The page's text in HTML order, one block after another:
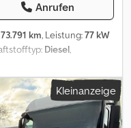
Anrufen
km, Leistung:77 kW
Diesel
205/75R16C-110/108L,
(TÜV): 03/2026,
, Farbe:Rot,
, Emissionsklasse:
Kleinanzeige